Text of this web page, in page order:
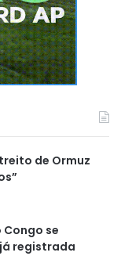
de Ormuz
Congo se
registrada